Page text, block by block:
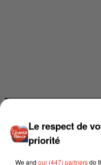
Le respect de
priorité
We and our (447) partnersdo